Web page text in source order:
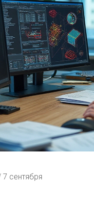
сентября